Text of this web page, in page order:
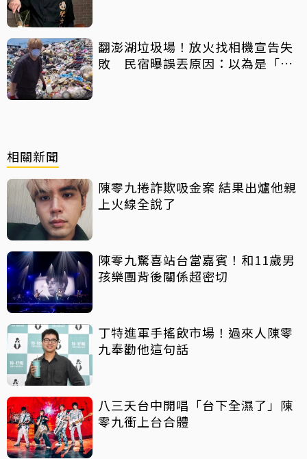
翻澎湖垃圾場！放火找相機宣告失
敗 民宿曝誤丟原因：以為是「按
相關新聞
陳零九捲詐欺吸金案 結果出爐他親
上火線全說了
陳零九驚喜站台當嘉賓！和11歲男
孩樂團背後關係超密切
丁特進軍手搖飲市場！過來人陳零
九奉勸他這句話
八三夭台中開唱「台下全濕了」陳
零九衝上台合體